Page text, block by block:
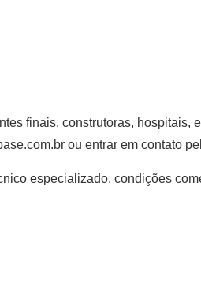
finais, construtoras, hospitais,
ou entrar em contato
especializado, condições